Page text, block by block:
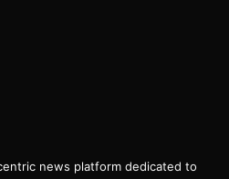
news platform dedicated to